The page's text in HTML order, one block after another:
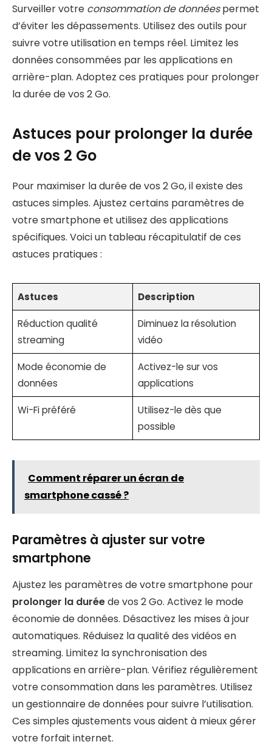
Surveiller votre consommation de donnéespermet
d’éviter les dépassements. Utilisez des outils pour
suivre votre utilisation en temps réel. Limitez les
données consommées par les applications en
arrière-plan. Adoptez ces pratiques pour prolonger
la durée de vos 2 Go.
Astuces pour prolonger la durée
de vos 2 Go
Pour maximiser la durée de vos 2 Go, il existe des
astuces simples. Ajustez certains paramètres de
votre smartphone et utilisez des applications
spécifiques. Voici un tableau récapitulatif de ces
astuces pratiques :
Astuces Description
Réduction qualité
streaming
Diminuez la résolution
vidéo
Mode économie de
données
Activez-le sur vos
applications
Wi-Fi préféré
Utilisez-le dès que
possible
Comment réparer un écran de
smartphone cassé ?
Paramètres à ajuster sur votre
smartphone
Ajustez les paramètres de votre smartphone pour
prolonger la duréede vos 2 Go. Activez le mode
économie de données. Désactivez les mises à jour
automatiques. Réduisez la qualité des vidéos en
streaming. Limitez la synchronisation des
applications en arrière-plan. Vérifiez régulièrement
votre consommation dans les paramètres. Utilisez
un gestionnaire de données pour suivre l’utilisation.
Ces simples ajustements vous aident à mieux gérer
votre forfait internet.